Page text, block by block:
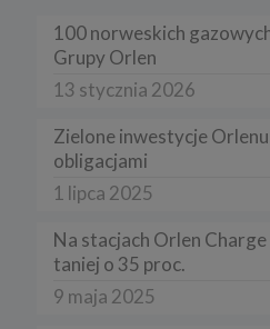
100 norweskich
Grupy Orlen
13 stycznia 2026
Zielone inwestycje
obligacjami
1 lipca 2025
Na stacjach Orlen
taniej o 35 proc.
9 maja 2025